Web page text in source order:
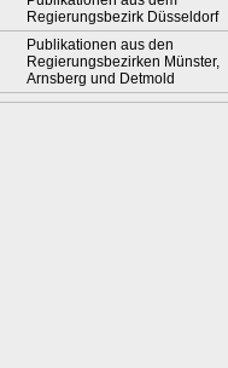
Regierungsbezirk Düsseldorf
Publikationen aus den
Regierungsbezirken Münster,
Arnsberg und Detmold